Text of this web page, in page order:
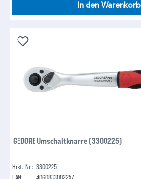
In den Warenkorb
GEDORE Umschaltknarre (3300225)
Hrst.-Nr.: 3300225
EAN:
4060833002257